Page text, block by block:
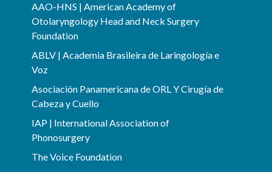
AAO-HNS | American Academy of
Otolaryngology Head and Neck Surgery
Foundation
ABLV | Academia Brasileira de Laringología e
Voz
Asociación Panamericana de ORL Y Cirugía de
Cabeza y Cuello
IAP | International Association of
Phonosurgery
The Voice Foundation